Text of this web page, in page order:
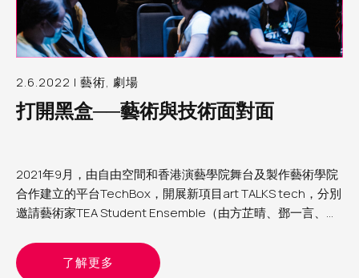
2.6.2022 | 藝術, 劇場
打開黑盒──藝術與技術面對面
2021年9月，由自由空間和香港演藝學院舞台及製作藝術學院
合作建立的平台TechBox，開展新項目art TALKS tech，分別
邀請藝術家TEA Student Ensemble（由方芷晴、鄧一言、丘
團隊研究和再創作他們的作品，讓觀眾即席體驗和交流，一同
探索如何結合藝術與媒體技術。
了解更多